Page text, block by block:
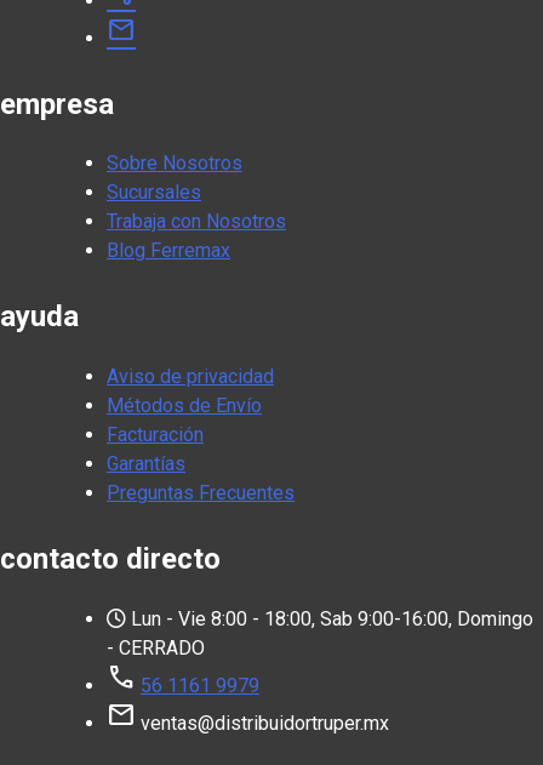
mail
empresa
Sobre Nosotros
Sucursales
Trabaja con Nosotros
Blog Ferremax
ayuda
Aviso de privacidad
Métodos de Envío
Facturación
Garantías
Preguntas Frecuentes
contacto directo
Lun - Vie 8:00 - 18:00, Sab 9:00-16:00, Domingo
- CERRADO
call 56 1161 9979
mail ventas@distribuidortruper.mx